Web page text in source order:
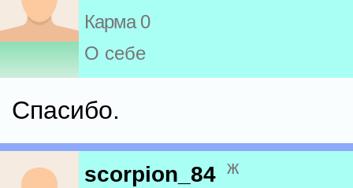
Карма 0
О себе
Спасибо.
scorpion_84 ж